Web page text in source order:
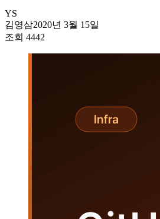
YS
김영삼2020년 3월 15일
조회 4442